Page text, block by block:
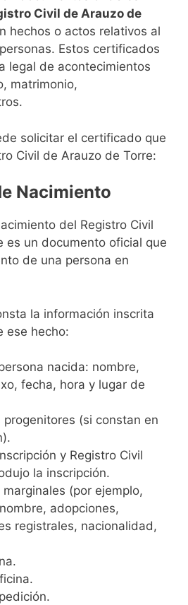
Civil de Arauzo de
hechos o actos relativos al
Estos certificados
legal de acontecimientos
matrimonio,
solicitar el certificado que
Civil de Arauzo de Torre:
Nacimiento
del Registro Civil
es un documento oficial que
de una persona en
la información inscrita
ese hecho:
nacida: nombre,
fecha, hora y lugar de
progenitores (si constan en
y Registro Civil
la inscripción.
(por ejemplo,
adopciones,
registrales, nacionalidad,